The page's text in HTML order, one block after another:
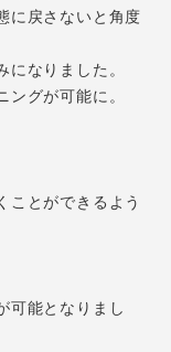
に戻さないと角度
なりました。
グが可能に。
ことができるよう
可能となりまし